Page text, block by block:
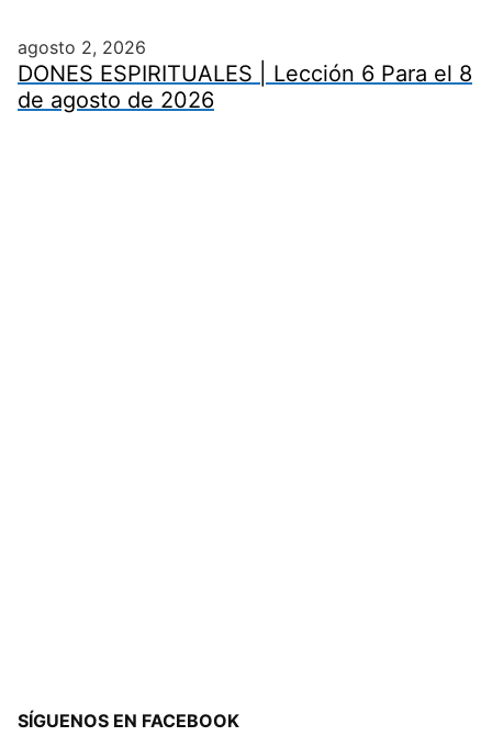
agosto 2, 2026
DONES ESPIRITUALES | Lección 6 Para el 8
de agosto de 2026
SÍGUENOS EN FACEBOOK